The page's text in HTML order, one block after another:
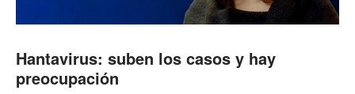
Hantavirus: suben los casos y hay
preocupación